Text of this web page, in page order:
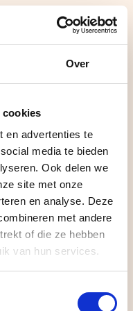
Over
cookies
en advertenties te
media te bieden
Ook delen we
site met onze
en analyse. Deze
met andere
of die ze hebben
van hun services.
PATRICIA
er.
laat je kansen